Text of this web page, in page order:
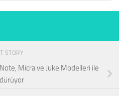
STORY
Micra ve Juke Modelleri ile